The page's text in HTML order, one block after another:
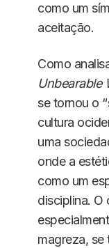
como um
aceitação.
Como
Unbearable
se tornou o
cultura
uma
onde a
como um
disciplina. O
magreza, se